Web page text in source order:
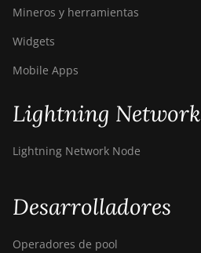
Mineros y herramientas
Widgets
Mobile Apps
Lightning Network
Lightning Network Node
Desarrolladores
Operadores de pool